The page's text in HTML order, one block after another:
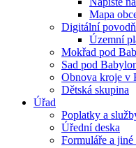
Mapa
Digitální
Územní
Mokřad pod
Sad pod
Obnova kroje v
Dětská skupina
Úřad
Poplatky a
Úřední deska
Formuláře a jiné